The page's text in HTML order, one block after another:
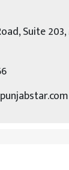
Suite